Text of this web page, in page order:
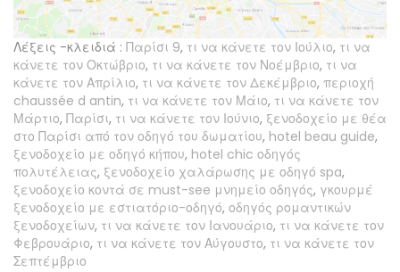
Λέξεις -κλειδιά : Παρίσι 9, τι να κάνετε τον Ιούλιο, τι να
κάνετε τον Οκτώβριο, τι να κάνετε τον Νοέμβριο, τι να
κάνετε τον Απρίλιο, τι να κάνετε τον Δεκέμβριο, περιοχή
chaussée d antin, τι να κάνετε τον Μάιο, τι να κάνετε τον
Μάρτιο, Παρίσι, τι να κάνετε τον Ιούνιο, ξενοδοχείο με θέα
στο Παρίσι από τον οδηγό του δωματίου, hotel beau guide,
ξενοδοχείο με οδηγό κήπου, hotel chic οδηγός
πολυτέλειας, ξενοδοχείο χαλάρωσης με οδηγό spa,
ξενοδοχείο κοντά σε must-see μνημείο οδηγός, γκουρμέ
ξενοδοχείο με εστιατόριο-οδηγό, οδηγός ρομαντικών
ξενοδοχείων, τι να κάνετε τον Ιανουάριο, τι να κάνετε τον
Φεβρουάριο, τι να κάνετε τον Αύγουστο, τι να κάνετε τον
Σεπτέμβριο